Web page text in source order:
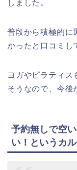
しました。
普段から積極的に
かったと口コミし
ヨガやピラティス
そうなので、今後
予約無しで空
い！というカ